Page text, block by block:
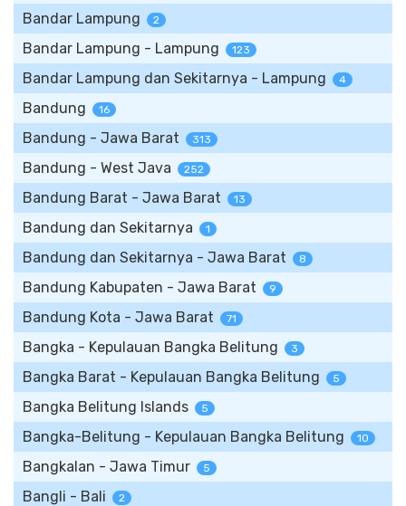
Bandar Lampung 2
Bandar Lampung - Lampung 123
Bandar Lampung dan Sekitarnya - Lampung 4
Bandung 16
Bandung - Jawa Barat 313
Bandung - West Java 252
Bandung Barat - Jawa Barat 13
Bandung dan Sekitarnya 1
Bandung dan Sekitarnya - Jawa Barat 8
Bandung Kabupaten - Jawa Barat 9
Bandung Kota - Jawa Barat 71
Bangka - Kepulauan Bangka Belitung 3
Bangka Barat - Kepulauan Bangka Belitung 5
Bangka Belitung Islands 5
Bangka-Belitung - Kepulauan Bangka Belitung 10
Bangkalan - Jawa Timur 5
Bangli - Bali 2